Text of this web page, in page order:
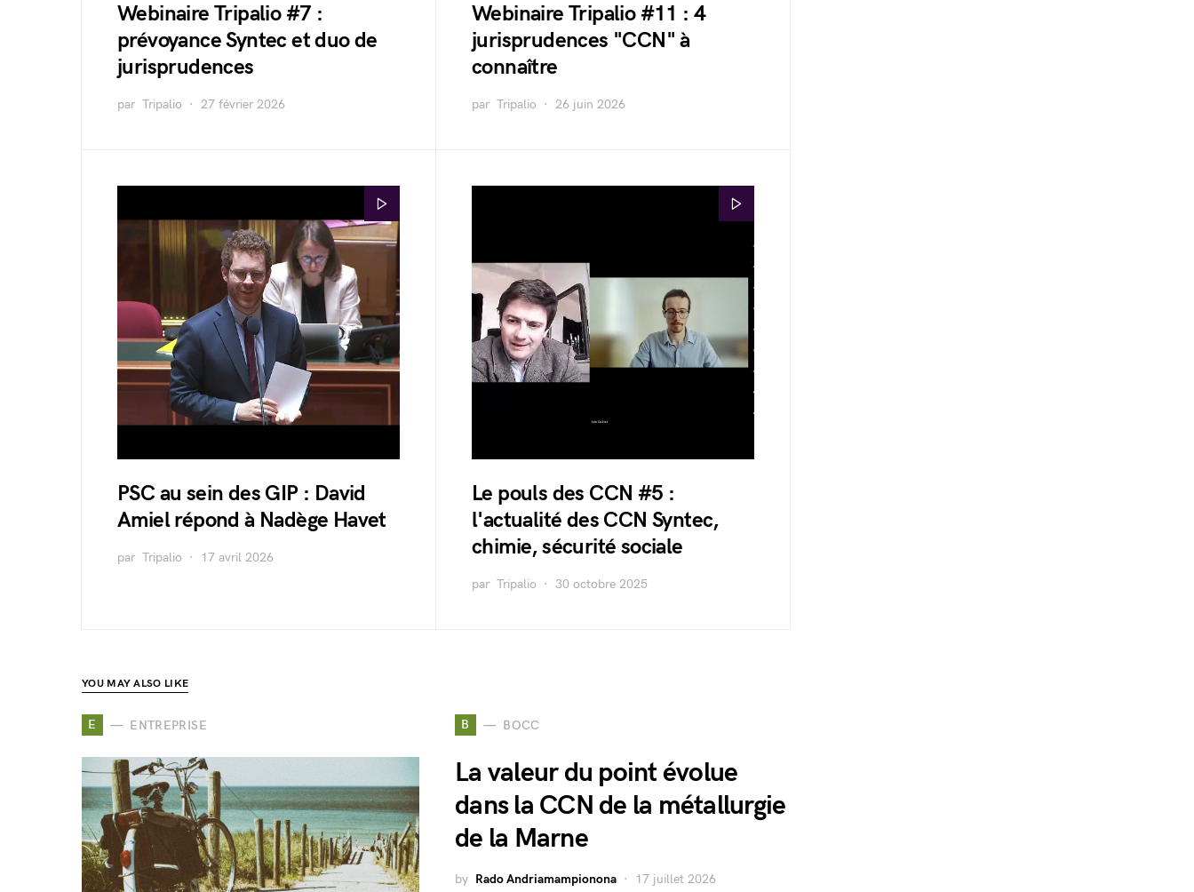
Webinaire Tripalio #7 :
prévoyance Syntec et duo de
jurisprudences
par Tripalio 27 février 2026
Webinaire Tripalio #11 : 4
jurisprudences "CCN" à
connaître
par Tripalio 26 juin 2026
PSC au sein des GIP : David
Amiel répond à Nadège Havet
par Tripalio 17 avril 2026
Le pouls des CCN #5 :
l'actualité des CCN Syntec,
chimie, sécurité sociale
par Tripalio 30 octobre 2025
YOU MAY ALSO LIKE
E ENTREPRISE B BOCC
La valeur du point évolue
dans la CCN de la métallurgie
de la Marne
by Rado Andriamampionona 17 juillet 2026